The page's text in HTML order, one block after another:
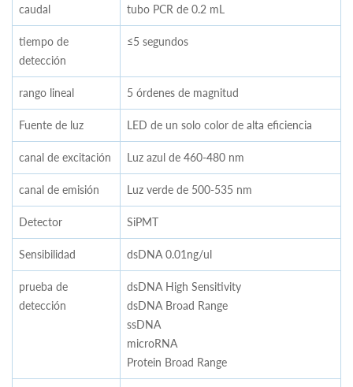
caudal tubo PCR de 0.2 mL
tiempo de
detección
≤5 segundos
rango lineal 5 órdenes de magnitud
Fuente de luz LED de un solo color de alta eficiencia
canal de excitación Luz azul de 460-480 nm
canal de emisión Luz verde de 500-535 nm
Detector SiPMT
Sensibilidad dsDNA 0.01ng/ul
prueba de
detección
dsDNA High Sensitivity
dsDNA Broad Range
ssDNA
microRNA
Protein Broad Range